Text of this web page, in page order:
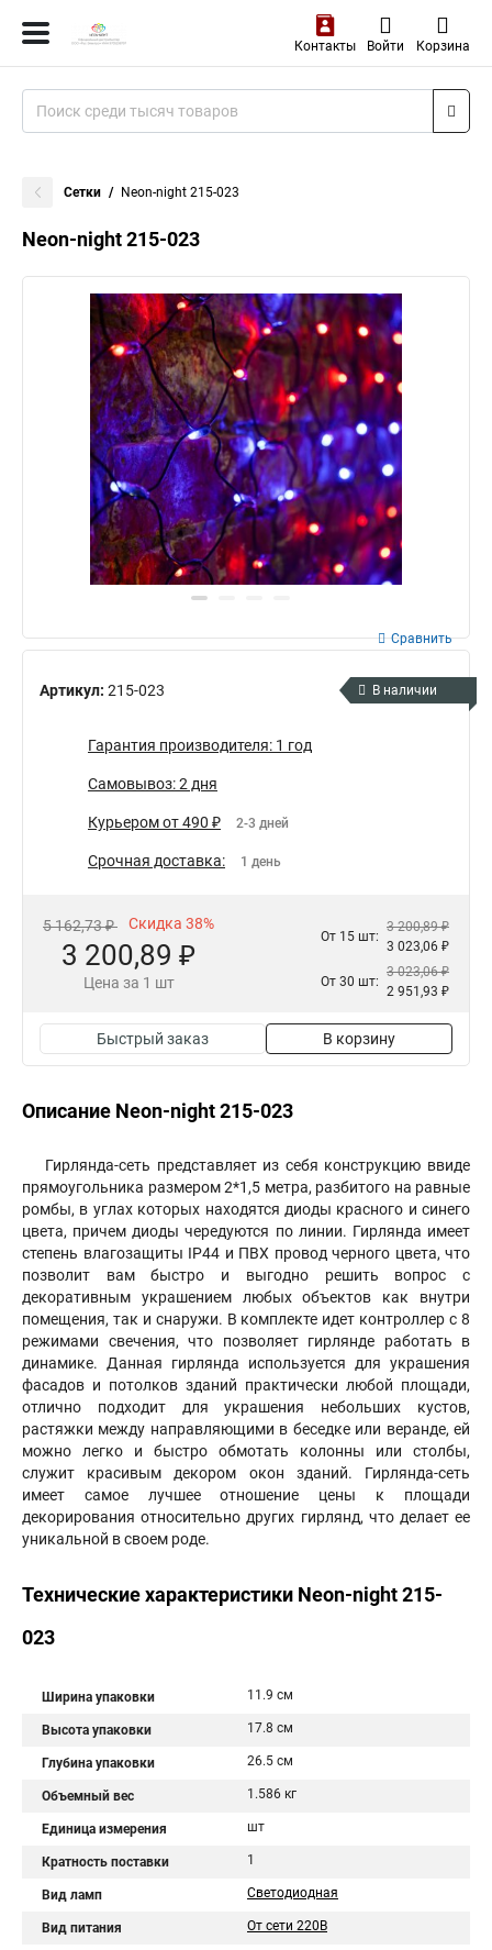
Контакты Войти Корзина
Сетки Neon-night 215-023
Neon-night 215-023
Артикул: 215-023
Сравнить
В наличии
Гарантия производителя: 1 год
Самовывоз: 2 дня
Курьером от 490 ₽ 2-3 дней
Срочная доставка: 1 день
5 162,73 ₽ Скидка 38%
3 200,89 ₽
Цена за 1 шт
От 15 шт:
3 200,89 ₽
3 023,06 ₽
От 30 шт:
3 023,06 ₽
2 951,93 ₽
Быстрый заказ В корзину
Описание Neon-night 215-023
Гирлянда-сеть представляет из себя конструкцию ввиде
прямоугольника размером 2*1,5 метра, разбитого на равные
ромбы, в углах которых находятся диоды красного и синего
цвета, причем диоды чередуются по линии. Гирлянда имеет
степень влагозащиты IP44 и ПВХ провод черного цвета, что
позволит вам быстро и выгодно решить вопрос с
декоративным украшением любых объектов как внутри
помещения, так и снаружи. В комплекте идет контроллер с 8
режимами свечения, что позволяет гирлянде работать в
динамике. Данная гирлянда используется для украшения
фасадов и потолков зданий практически любой площади,
отлично подходит для украшения небольших кустов,
растяжки между направляющими в беседке или веранде, ей
можно легко и быстро обмотать колонны или столбы,
служит красивым декором окон зданий. Гирлянда-сеть
имеет самое лучшее отношение цены к площади
декорирования относительно других гирлянд, что делает ее
уникальной в своем роде.
Технические характеристики Neon-night 215-
023
Ширина упаковки 11.9 см
Высота упаковки 17.8 см
Глубина упаковки 26.5 см
Объемный вес 1.586 кг
Единица измерения шт
Кратность поставки 1
Вид ламп Светодиодная
Вид питания От сети 220В